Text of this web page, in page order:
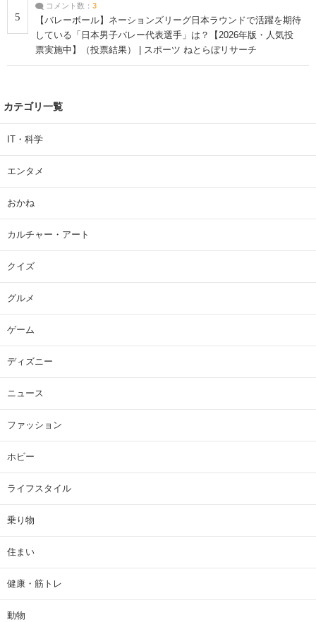
5
コメント数： 3
【バレーボール】ネーションズリーグ日本ラウンドで活躍を期待
している「日本男子バレー代表選手」は？【2026年版・人気投
票実施中】（投票結果） | スポーツ ねとらぼリサーチ
カテゴリ一覧
IT・科学
エンタメ
おかね
カルチャー・アート
クイズ
グルメ
ゲーム
ディズニー
ニュース
ファッション
ホビー
ライフスタイル
乗り物
住まい
健康・筋トレ
動物